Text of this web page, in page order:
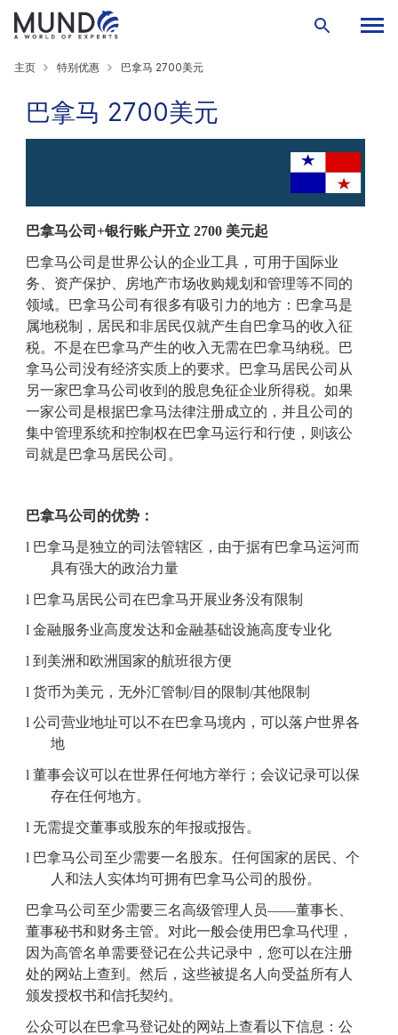
主页 特别优惠 巴拿马 2700美元
巴拿马 2700美元
巴拿马公司 +银行账户开立 2700 美元起
巴拿马公司 是世界公认的企业工具 ，可用于国际业
务、资产保护、房地产市场收购规划和管理等不同的
领域。巴拿马公司有很多有吸引力的地方 ：巴拿马是
属地税制
，居民和非居民仅就产生自 巴拿马的收入征
税。 不是在巴拿马产生的收入无需在巴拿马纳税。巴
拿马公司 没有经济实质 上的要求。
巴拿马居民公司从
另一家巴拿马公司收到的股息免征企业所得税。 如果
一家公司是根据巴拿马法律注册成立的，并且公司的
集中管理系统和控制 权在巴拿马运行和行使，则该公
司 就是巴拿马 居民公司。
巴拿马公司的优势：
l 巴拿马是独立的司法管辖区 ，由于据有巴拿马运河而
具有强大的政治力量
l 巴拿马 居民公司在巴拿马开展业务没有限制
l 金融服务业高度发达和金融基础设施高度专业化
l 到美洲和欧洲国家的航班很方便
l 货币为美元，无外汇管制 /目的限制 /其他限制
l 公司营业地址可以不在巴拿马境内，可以落户世界各
地
l 董事会议可以在世界任何地方举行； 会议记录可以保
存在任何地方。
l 无需提交董事或股东的年报或报告。
l 巴拿马公司 至少需要一名股东。 任何国家的居民、个
人和法人实体均可拥有巴拿马公司的 股份。
巴拿马公司至少需要三名高级管理人员——董事长
董事秘书和财务主管。对此一般会使用巴拿马代理 ，
因为高管名单需要登记在公共记录中 ，您可以在注册
处的网站上查到。 然后，这些被提名人向受益所有人
颁发授权书和信托契约。
公众可以在巴拿马登记处的网站上查看以下信息：公